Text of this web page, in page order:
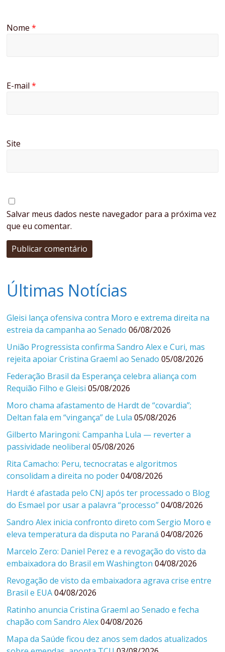
Nome*
E-mail*
Site
Salvar meus dados neste navegador para a próxima vez
que eu comentar.
Últimas Notícias
Gleisi lança ofensiva contra Moro e extrema direita na
estreia da campanha ao Senado 06/08/2026
União Progressista confirma Sandro Alex e Curi, mas
rejeita apoiar Cristina Graeml ao Senado 05/08/2026
Federação Brasil da Esperança celebra aliança com
Requião Filho e Gleisi 05/08/2026
Moro chama afastamento de Hardt de “covardia”;
Deltan fala em “vingança” de Lula 05/08/2026
Gilberto Maringoni: Campanha Lula — reverter a
passividade neoliberal 05/08/2026
Rita Camacho: Peru, tecnocratas e algoritmos
consolidam a direita no poder 04/08/2026
Hardt é afastada pelo CNJ após ter processado o Blog
do Esmael por usar a palavra “processo” 04/08/2026
Sandro Alex inicia confronto direto com Sergio Moro e
eleva temperatura da disputa no Paraná 04/08/2026
Marcelo Zero: Daniel Perez e a revogação do visto da
embaixadora do Brasil em Washington 04/08/2026
Revogação de visto da embaixadora agrava crise entre
Brasil e EUA 04/08/2026
Ratinho anuncia Cristina Graeml ao Senado e fecha
chapão com Sandro Alex 04/08/2026
Mapa da Saúde ficou dez anos sem dados atualizados